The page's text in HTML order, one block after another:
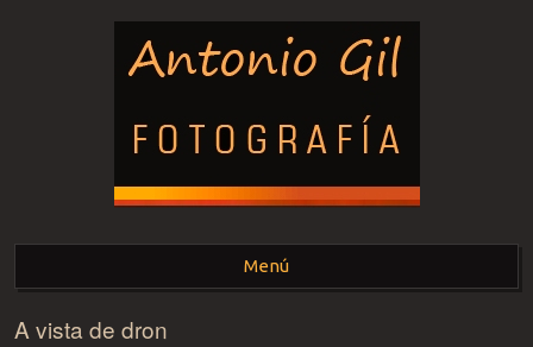
ANTONIO GIL -
FOTOGRAFÍA-
Menú
Saltar al contenido.
A vista de dron